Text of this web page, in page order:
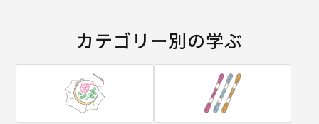
カテゴリー別の学ぶ